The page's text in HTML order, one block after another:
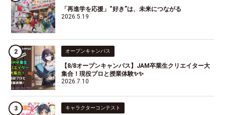
「再進学を応援」“好き”は、未来につながる
2026.5.19
オープンキャンパス
【8/8オープンキャンパス】JAM卒業生クリエイター大
集合！現役プロと授業体験✨✨
2026.7.10
キャラクターコンテスト